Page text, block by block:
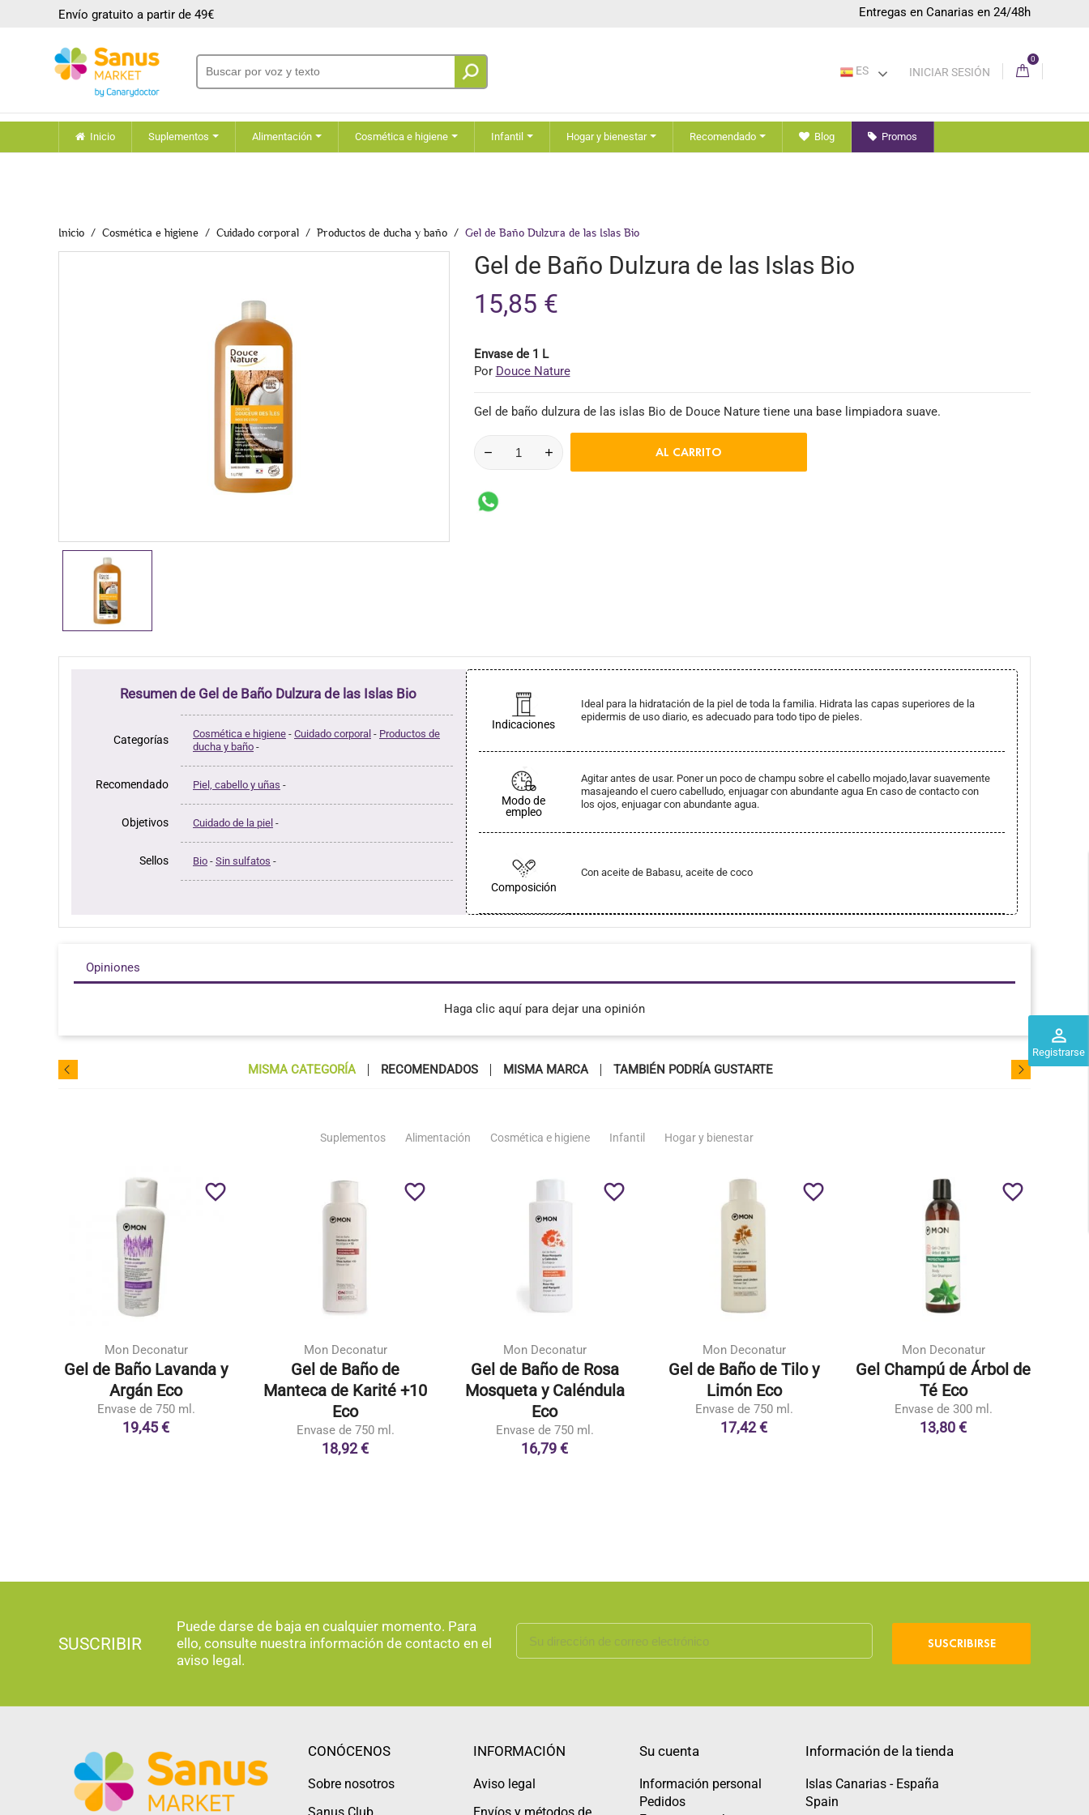
Envío gratuito a partir de 49€ Entregas en Canarias en 24/48h
ES INICIAR SESIÓN
0
perm_identity
Registrarse
Inicio Suplementos Alimentación Cosmética e higiene Infantil Hogar y bienestar Recomendado Blog Promos
Inicio Cosmética e higiene Cuidado corporal Productos de ducha y baño Gel de Baño Dulzura de las Islas Bio
Gel de Baño Dulzura de las Islas Bio
15,85 €
Envase de 1 L
Por Douce Nature
Gel de baño dulzura de las islas Bio de Douce Nature tiene una base limpiadora suave.
AL CARRITO
Resumen de Gel de Baño Dulzura de las Islas Bio
Categorías Cosmética e higiene - Cuidado corporal - Productos de
ducha y baño -
Recomendado Piel, cabello y uñas -
Objetivos Cuidado de la piel -
Sellos Bio - Sin sulfatos -
Indicaciones
Ideal para la hidratación de la piel de toda la familia. Hidrata las capas superiores de la
epidermis de uso diario, es adecuado para todo tipo de pieles.
Modo de
empleo
Agitar antes de usar. Poner un poco de champu sobre el cabello mojado,lavar suavemente
masajeando el cuero cabelludo, enjuagar con abundante agua En caso de contacto con
los ojos, enjuagar con abundante agua.
Composición
Con aceite de Babasu, aceite de coco
Opiniones
Haga clic aquí para dejar una opinión
MISMA CATEGORÍA RECOMENDADOS MISMA MARCA TAMBIÉN PODRÍA GUSTARTE
Suplementos Alimentación Cosmética e higiene Infantil Hogar y bienestar
Mon Deconatur
Gel de Baño Lavanda y
Argán Eco
Envase de 750 ml.
19,45 €
favorite_border
Mon Deconatur
Gel de Baño de
Manteca de Karité +10
Eco
Envase de 750 ml.
18,92 €
favorite_border
Mon Deconatur
Gel de Baño de Rosa
Mosqueta y Caléndula
Eco
Envase de 750 ml.
16,79 €
favorite_border
Mon Deconatur
Gel de Baño de Tilo y
Limón Eco
Envase de 750 ml.
17,42 €
favorite_border
Mon Deconatur
Gel Champú de Árbol de
Té Eco
Envase de 300 ml.
13,80 €
favorite_border
SUSCRIBIR
Puede darse de baja en cualquier momento. Para
ello, consulte nuestra información de contacto en el
aviso legal.
SUSCRIBIRSE
CONÓCENOS
Sobre nosotros
INFORMACIÓN
Aviso legal
Su cuenta
Información personal
Pedidos
Información de la tienda
Islas Canarias - España
Spain